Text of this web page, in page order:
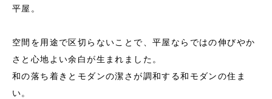
平屋。
空間を用途で区切らないことで、平屋ならではの伸びやか
さと心地よい余白が生まれました。
和の落ち着きとモダンの潔さが調和する和モダンの住ま
い。